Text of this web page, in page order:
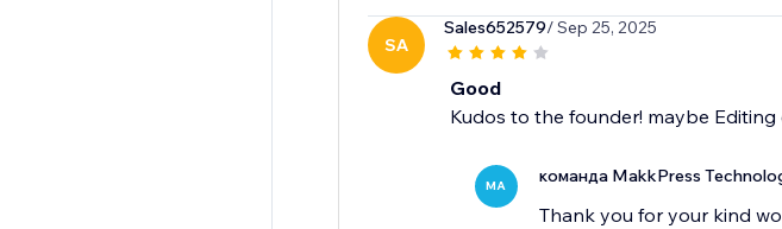
SA
Sales652579/ Sep 25, 2025
Good
Kudos to the founder! maybe
MA команда MakkPress
Thank you for your kind